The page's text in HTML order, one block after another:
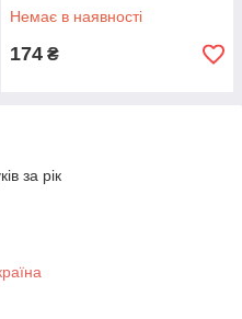
Немає в наявності
174 ₴
за рік